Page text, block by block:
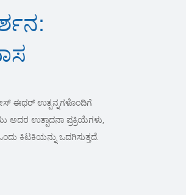
ಈಥರ್ ಉತ್ಪನ್ನಗಳೊಂದಿಗೆ
ಅದರ ಉತ್ಪಾದನಾ ಪ್ರಕ್ರಿಯೆಗಳು,
ಕಿಟಕಿಯನ್ನು ಒದಗಿಸುತ್ತದೆ.